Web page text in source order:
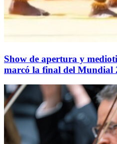
Show de apertura y
marcó la final del Mundial